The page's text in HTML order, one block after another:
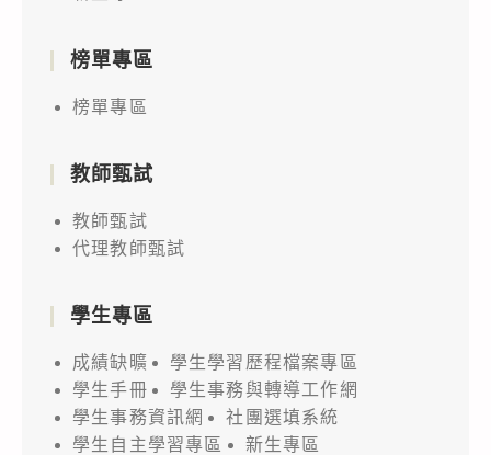
榜單專區
榜單專區
教師甄試
教師甄試
代理教師甄試
學生專區
成績缺曠
學生學習歷程檔案專區
學生手冊
學生事務與轉導工作網
學生事務資訊網
社團選填系統
學生自主學習專區
新生專區